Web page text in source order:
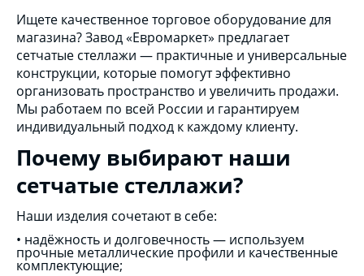
Ищете качественное торговое оборудование для
магазина? Завод «Евромаркет» предлагает
сетчатые стеллажи — практичные и универсальные
конструкции, которые помогут эффективно
организовать пространство и увеличить продажи.
Мы работаем по всей России и гарантируем
индивидуальный подход к каждому клиенту.
Почему выбирают наши
сетчатые стеллажи?
Наши изделия сочетают в себе:
• надёжность и долговечность — используем
прочные металлические профили и качественные
комплектующие;